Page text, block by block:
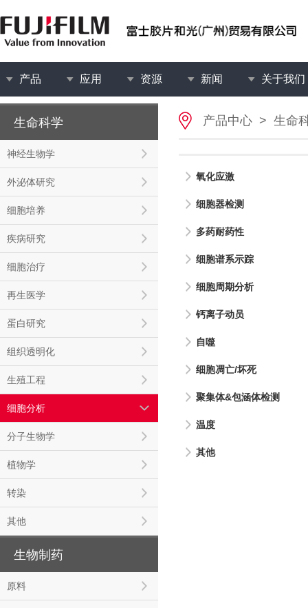
产品 应用 资源 新闻 关于我们
生命科学
神经生物学
外泌体研究
细胞培养
疾病研究
细胞治疗
再生医学
蛋白研究
组织透明化
生殖工程
细胞分析
分子生物学
植物学
转染
其他
生物制药
原料
产品中心 > 生命
氧化应激
细胞器检测
多药耐药性
细胞谱系示踪
细胞周期分析
钙离子动员
自噬
细胞凋亡/坏死
聚集体&包涵体检测
温度
其他